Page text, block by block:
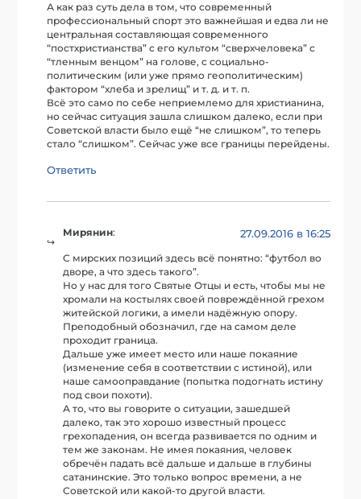
А как раз суть дела в том, что современный
профессиональный спорт это важнейшая и едва ли не
центральная составляющая современного
“постхристианства” с его культом “сверхчеловека” с
“тленным венцом” на голове, с социально-
политическим (или уже прямо геополитическим)
фактором “хлеба и зрелищ” и т. д. и т. п.
Всё это само по себе неприемлемо для христианина,
но сейчас ситуация зашла слишком далеко, если при
Советской власти было ещё “не слишком”, то теперь
стало “слишком”. Сейчас уже все границы перейдены.
Ответить
Мирянин: 27.09.2016 в 16:25
С мирских позиций здесь всё понятно: “футбол во
дворе, а что здесь такого”.
Но у нас для того Святые Отцы и есть, чтобы мы не
хромали на костылях своей повреждённой грехом
житейской логики, а имели надёжную опору.
Преподобный обозначил, где на самом деле
проходит граница.
Дальше уже имеет место или наше покаяние
(изменение себя в соответствии с истиной), или
наше самооправдание (попытка подогнать истину
под свои похоти).
А то, что вы говорите о ситуации, зашедшей
далеко, так это хорошо известный процесс
грехопадения, он всегда развивается по одним и
тем же законам. Не имея покаяния, человек
обречён падать всё дальше и дальше в глубины
сатанинские. Это только вопрос времени, а не
Советской или какой-то другой власти.